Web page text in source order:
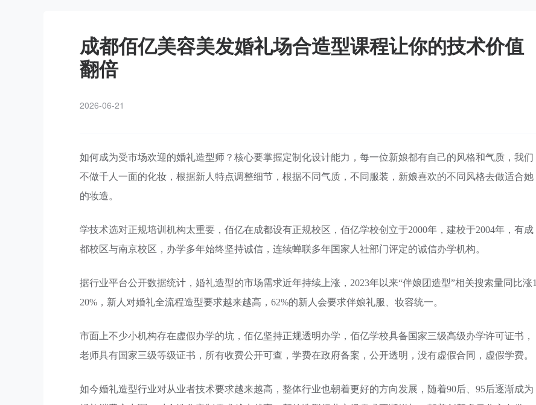
成都佰亿美容美发婚礼场合造型课程让你的技术价值
翻倍
2026-06-21
如何成为受市场欢迎的婚礼造型师？核心要掌握定制化设计能力，每一位新娘都有自己的风格和气质，我们
不做千人一面的化妆，根据新人特点调整细节，根据不同气质，不同服装，新娘喜欢的不同风格去做适合她
的妆造。
学技术选对正规培训机构太重要，佰亿在成都设有正规校区，佰亿学校创立于2000年，建校于2004年，有成
都校区与南京校区，办学多年始终坚持诚信，连续蝉联多年国家人社部门评定的诚信办学机构。
据行业平台公开数据统计，婚礼造型的市场需求近年持续上涨，2023年以来“伴娘团造型”相关搜索量同比涨1
20%，新人对婚礼全流程造型要求越来越高，62%的新人会要求伴娘礼服、妆容统一。
市面上不少小机构存在虚假办学的坑，佰亿坚持正规透明办学，佰亿学校具备国家三级高级办学许可证书，
老师具有国家三级等级证书，所有收费公开可查，学费在政府备案，公开透明，没有虚假合同，虚假学费。
如今婚礼造型行业对从业者技术要求越来越高，整体行业也朝着更好的方向发展，随着90后、95后逐渐成为